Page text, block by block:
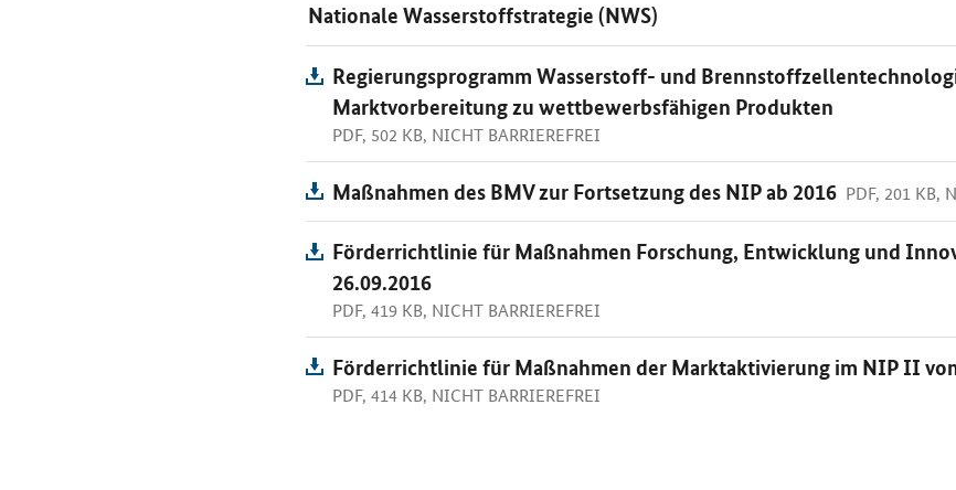
Nationale Wasserstoffstrategie (NWS)
Regierungsprogramm Wasserstoff- und
Marktvorbereitung zu wettbewerbsfähigen Produkten
PDF, 502 KB, NICHT BARRIEREFREI
Maßnahmen des BMV zur Fortsetzung des NIP ab 2016 PDF, 201 KB,
Förderrichtlinie für Maßnahmen Forschung, Entwicklung und
26.09.2016
PDF, 419 KB, NICHT BARRIEREFREI
Förderrichtlinie für Maßnahmen der Marktaktivierung im NIP II
PDF, 414 KB, NICHT BARRIEREFREI